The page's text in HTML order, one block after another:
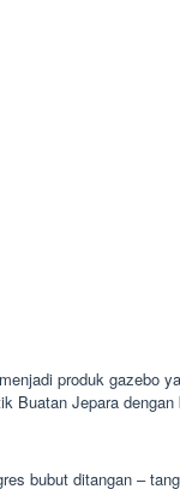
produk
Buatan Jepara
bubut ditangan –